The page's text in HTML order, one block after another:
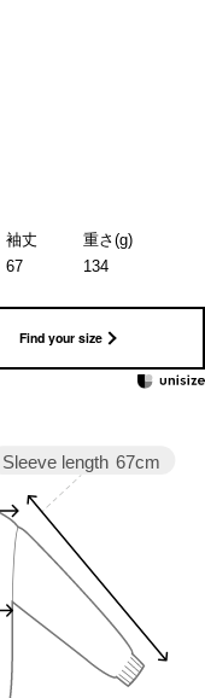
袖丈
重さ(g)
67
134
Find your size
Sleeve length 67cm